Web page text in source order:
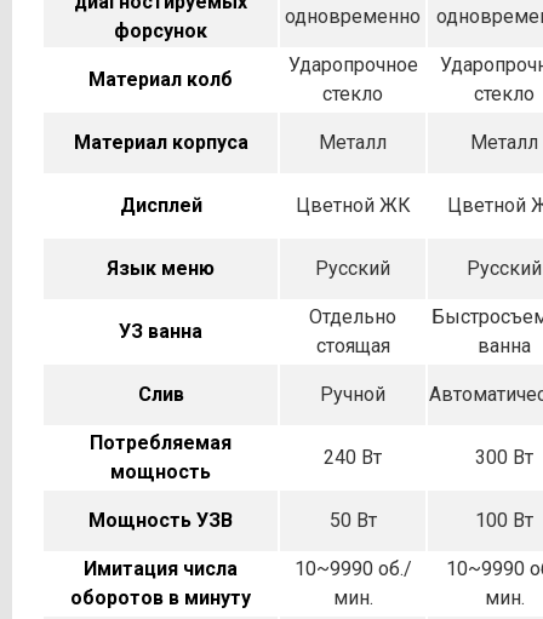
форсунок
одновременно
Материал колб
Ударопрочное
стекло
стекло
Материал корпуса Металл Металл
Дисплей Цветной ЖК Цветной
Язык меню Русский Русский
УЗ ванна
Отдельно
стоящая
ванна
Слив Ручной
Потребляемая
мощность
240 Вт 300 Вт
Мощность УЗВ 50 Вт 100 Вт
Имитация числа
оборотов в минуту
10~9990 об./
мин.
10~9990
мин.